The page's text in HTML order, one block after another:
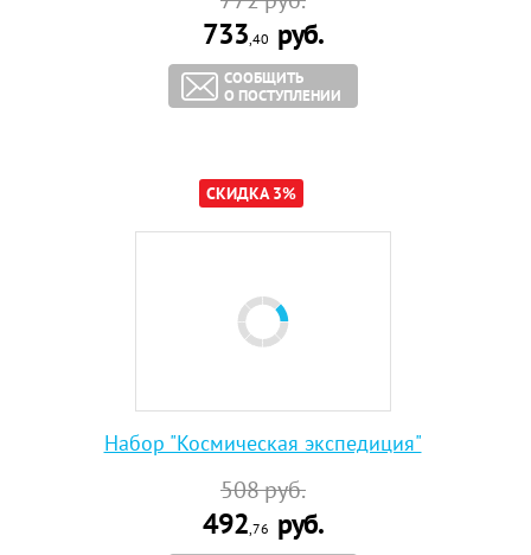
733,40 руб.
СООБЩИТЬ
О ПОСТУПЛЕНИИ
СКИДКА 3%
Набор "Космическая экспедиция"
508руб.
492,76 руб.